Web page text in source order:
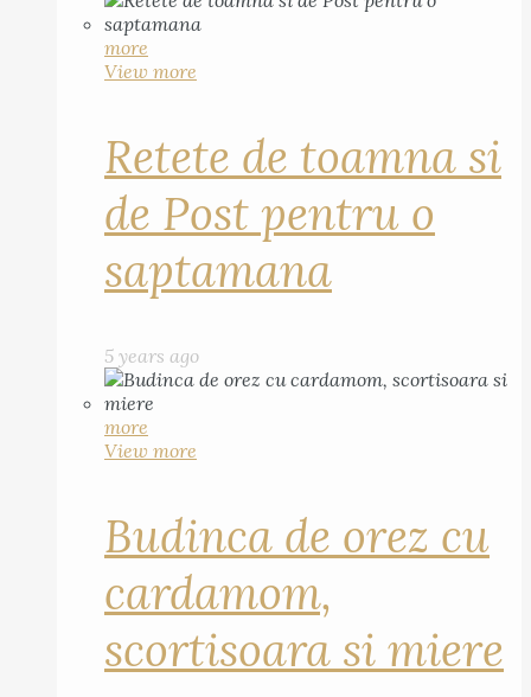
more
View more
Retete de toamna si
de Post pentru o
saptamana
5 years ago
more
View more
Budinca de orez cu
cardamom,
scortisoara si miere